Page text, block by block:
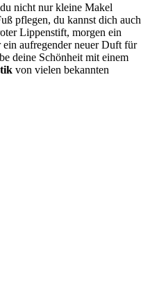
nicht nur kleine Makel
pflegen, du kannst dich auch
Lippenstift, morgen ein
aufregender neuer Duft für
deine Schönheit mit einem
von vielen bekannten